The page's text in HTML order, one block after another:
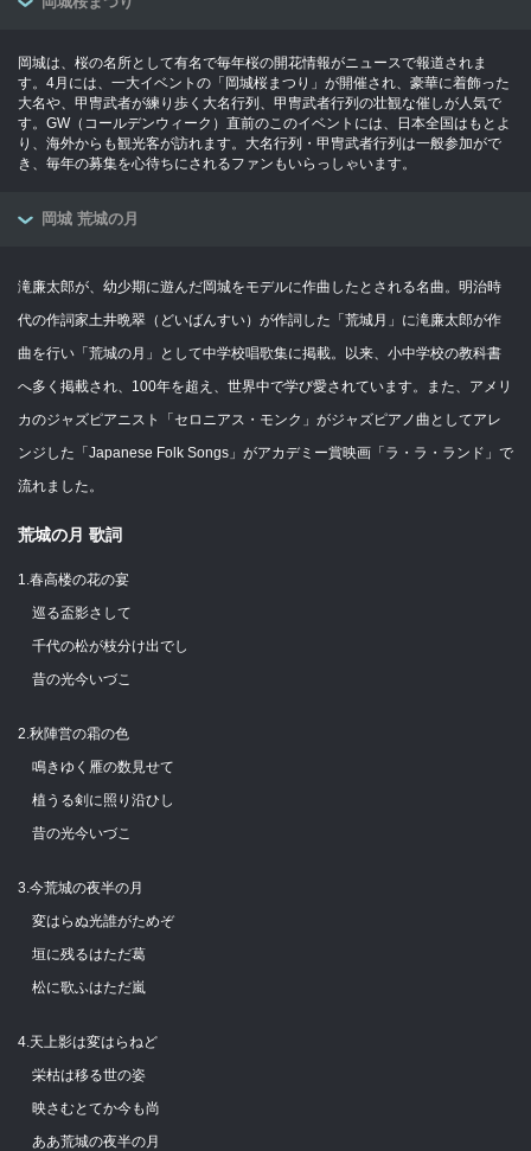
岡城は、桜の名所として有名で毎年桜の開花情報がニュースで報道されま
す。4月には、一大イベントの「岡城桜まつり」が開催され、豪華に着飾った
大名や、甲冑武者が練り歩く大名行列、甲冑武者行列の壮観な催しが人気で
す。GW（コールデンウィーク）直前のこのイベントには、日本全国はもとよ
り、海外からも観光客が訪れます。大名行列・甲冑武者行列は一般参加がで
き、毎年の募集を心待ちにされるファンもいらっしゃいます。
岡城 荒城の月
滝廉太郎が、幼少期に遊んだ岡城をモデルに作曲したとされる名曲。明治時
代の作詞家土井晩翠（どいばんすい）が作詞した「荒城月」に滝廉太郎が作
曲を行い「荒城の月」として中学校唱歌集に掲載。以来、小中学校の教科書
へ多く掲載され、100年を超え、世界中で学び愛されています。また、アメリ
カのジャズピアニスト「セロニアス・モンク」がジャズピアノ曲としてアレ
ンジした「Japanese Folk Songs」がアカデミー賞映画「ラ・ラ・ランド」で
流れました。
荒城の月 歌詞
1.春高楼の花の宴
巡る盃影さして
千代の松が枝分け出でし
昔の光今いづこ
2.秋陣営の霜の色
鳴きゆく雁の数見せて
植うる剣に照り沿ひし
昔の光今いづこ
3.今荒城の夜半の月
変はらぬ光誰がためぞ
垣に残るはただ葛
松に歌ふはただ嵐
4.天上影は変はらねど
栄枯は移る世の姿
映さむとてか今も尚
ああ荒城の夜半の月